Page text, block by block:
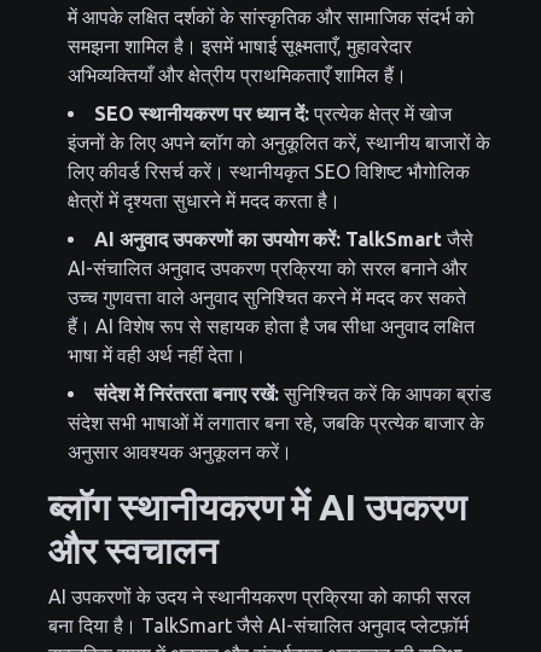
में आपके लक्षित दर्शकों के सांस्कृतिक और सामाजिक संदर्भ को
समझना शामिल है। इसमें भाषाई सूक्ष्मताएँ, मुहावरेदार
अभिव्यक्तियाँ और क्षेत्रीय प्राथमिकताएँ शामिल हैं।
SEO स्थानीयकरण पर ध्यान दें:प्रत्येक क्षेत्र में खोज
इंजनों के लिए अपने ब्लॉग को अनुकूलित करें, स्थानीय बाजारों के
लिए कीवर्ड रिसर्च करें। स्थानीयकृत SEO विशिष्ट भौगोलिक
क्षेत्रों में दृश्यता सुधारने में मदद करता है।
AI अनुवाद उपकरणों का उपयोग करें: TalkSmart जैसे
AI-संचालित अनुवाद उपकरण प्रक्रिया को सरल बनाने और
उच्च गुणवत्ता वाले अनुवाद सुनिश्चित करने में मदद कर सकते
हैं। AI विशेष रूप से सहायक होता है जब सीधा अनुवाद लक्षित
भाषा में वही अर्थ नहीं देता।
संदेश में निरंतरता बनाए रखें:सुनिश्चित करें कि आपका ब्रांड
संदेश सभी भाषाओं में लगातार बना रहे, जबकि प्रत्येक बाजार के
अनुसार आवश्यक अनुकूलन करें।
ब्लॉग स्थानीयकरण में AI उपकरण
और स्वचालन
AI उपकरणों के उदय ने स्थानीयकरण प्रक्रिया को काफी सरल
बना दिया है। TalkSmart जैसे AI-संचालित अनुवाद प्लेटफ़ॉर्म